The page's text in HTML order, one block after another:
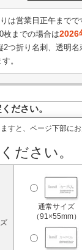
は営業日正午までで
枚までの場合は2026
2つ折り名刺、透明名
。
ださい。
すと、ページ下部に
ださい。
通常サイズ
（91×55mm）